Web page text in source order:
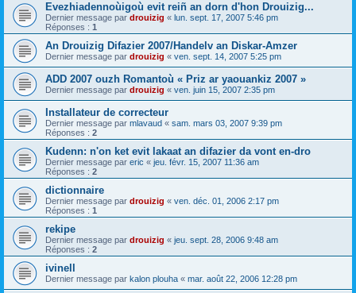
Evezhiadennoùigoù evit reiñ an dorn d'hon Drouizig...
Dernier message par drouizig « lun. sept. 17, 2007 5:46 pm
Réponses : 1
An Drouizig Difazier 2007/Handelv an Diskar-Amzer
Dernier message par drouizig « ven. sept. 14, 2007 5:25 pm
ADD 2007 ouzh Romantoù « Priz ar yaouankiz 2007 »
Dernier message par drouizig « ven. juin 15, 2007 2:35 pm
Installateur de correcteur
Dernier message par mlavaud « sam. mars 03, 2007 9:39 pm
Réponses : 2
Kudenn: n'on ket evit lakaat an difazier da vont en-dro
Dernier message par eric « jeu. févr. 15, 2007 11:36 am
Réponses : 2
dictionnaire
Dernier message par drouizig « ven. déc. 01, 2006 2:17 pm
Réponses : 1
rekipe
Dernier message par drouizig « jeu. sept. 28, 2006 9:48 am
Réponses : 2
ivinell
Dernier message par kalon plouha « mar. août 22, 2006 12:28 pm